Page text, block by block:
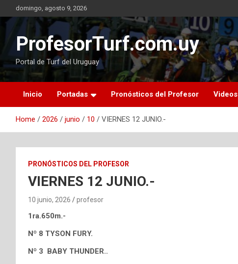
to
content
domingo, agosto 9, 2026
ProfesorTurf.com.uy
Portal de Turf del Uruguay
Inicio Portadas Pronósticos del Profesor Videos
Home 2026 junio 10 VIERNES 12 JUNIO.-
PRONÓSTICOS DEL PROFESOR
VIERNES 12 JUNIO.-
10 junio, 2026 profesor
1ra.650m.-
Nº 8 TYSON FURY.
Nº 3 BABY THUNDER..